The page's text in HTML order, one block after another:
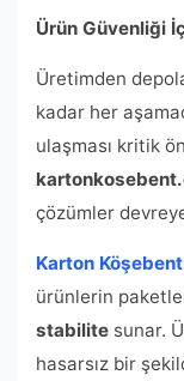
Ürün Güvenliği
Üretimden
kadar her
ulaşması kritik
çözümler
Karton Köşebent
ürünlerin
stabilite sunar.
hasarsız bir